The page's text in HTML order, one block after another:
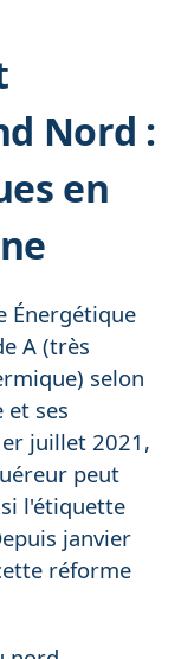
Nord :
en
Énergétique
A (très
selon
et ses
juillet 2021,
peut
l'étiquette
janvier
réforme